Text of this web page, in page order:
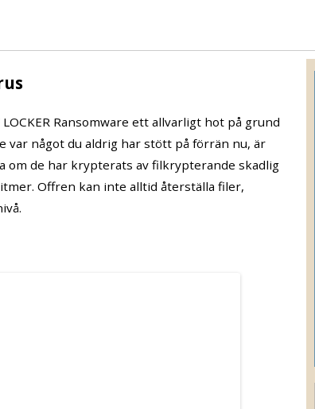
Ransomware ett allvarligt hot på grund
var något du aldrig har stött på förrän nu, är
om de har krypterats av filkrypterande skadlig
Offren kan inte alltid återställa filer,